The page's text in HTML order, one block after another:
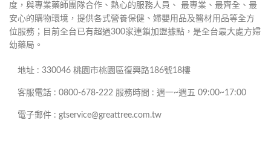
度，與專業藥師團隊合作、熱心的服務人員、 最專業、最齊全、最
安心的購物環境，提供各式營養保健、婦嬰用品及醫材用品等全方
位服務；目前全台已有超過300家連鎖加盟據點，是全台最大處方婦
幼藥局。
地址 : 330046 桃園市桃園區復興路186號18樓
客服電話 : 0800-678-222 服務時間 : 週一~週五 09:00~17:00
電子郵件 : gtservice@greattree.com.tw